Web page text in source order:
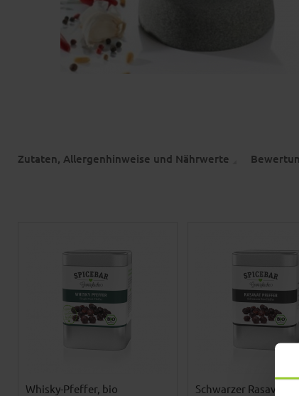
Zutaten, Allergenhinweise und Nährwerte
Whisky-Pfeffer, bio
Schwarzer Rasavat